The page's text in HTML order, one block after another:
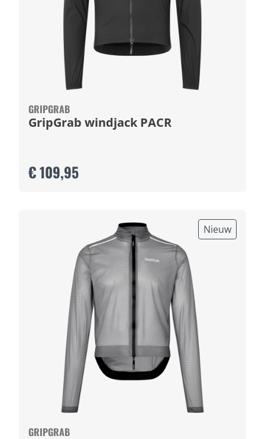
GRIPGRAB
GripGrab windjack PACR
€ 109,95
Nieuw
GRIPGRAB